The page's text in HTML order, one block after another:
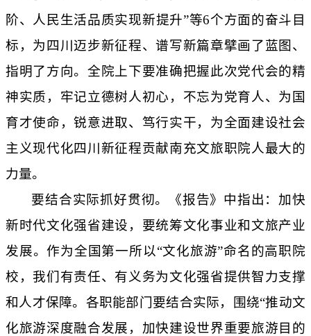
阶、人民生活品质实现新提升”等6个方面的奋斗目
标，为四川迈步新征程、谱写新篇章擘画了蓝图、
指明了方向。全院上下要准确把握此次党代会的精
神实质，牢记立德树人初心，不忘为党育人、为国
育才使命，锐意进取、笃行实干，为全面建设社会
主义现代化四川新征程贡献南充文旅职院人最大的
力量。
要结合实际抓好贯彻。《报告》中指出：加快
新时代文化强省建设，要统筹文化事业和文旅产业
发展。作为全国第一所以“文化旅游”命名的高职院
校，我们有责任、有义务为文化强省提供智力支撑
和人才保障。各职能部门要结合实际，围绕“推动文
化旅游深度融合发展，加快建设世界重要旅游目的